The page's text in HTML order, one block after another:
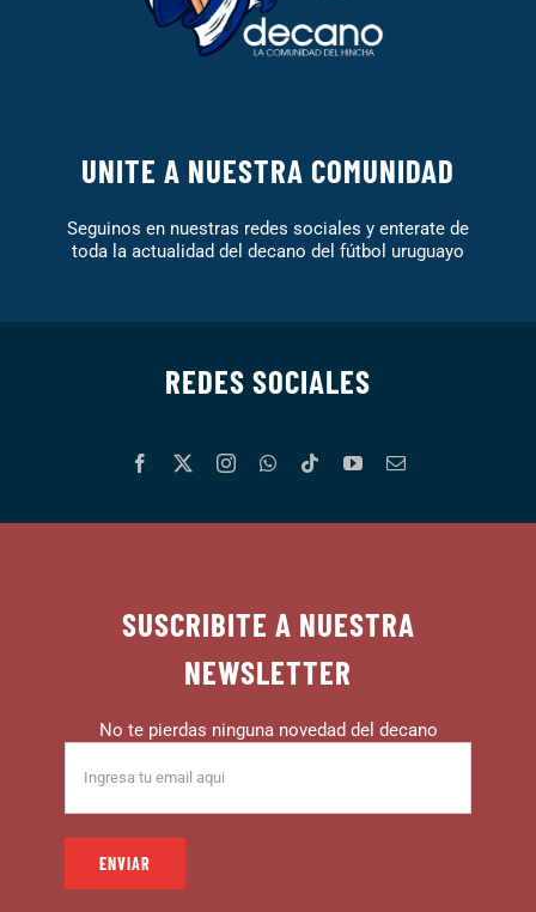
UNITE A NUESTRA COMUNIDAD
Seguinos en nuestras redes sociales y enterate de
toda la actualidad del decano del fútbol uruguayo
REDES SOCIALES
SUSCRIBITE A NUESTRA
NEWSLETTER
No te pierdas ninguna novedad del decano